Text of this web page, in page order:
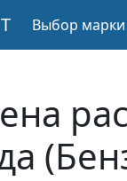
Выбор марки